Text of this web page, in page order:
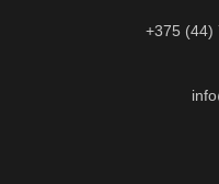
+375 (44)